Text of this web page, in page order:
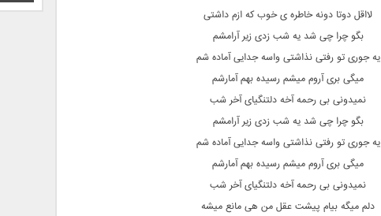
لااقل دوتا دونه خاطره ی خوب که ازم داشتی
بگو چرا چی شد یه شب زدی زیر آرامشم
یه جوری تو رفتی نذاشتی واسه جدایی آماده شم
میگی بری آروم میشم رسیده بهم آمارشم
نمیدونی بی رحمه آخه دلتنگیای آخر شب
بگو چرا چی شد یه شب زدی زیر آرامشم
یه جوری تو رفتی نذاشتی واسه جدایی آماده شم
میگی بری آروم میشم رسیده بهم آمارشم
نمیدونی بی رحمه آخه دلتنگیای آخر شب
دلم میگه بیام پیشت عقل من هی مانع میشه